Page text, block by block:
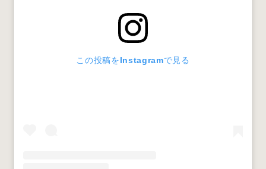
この投稿をInstagramで見る